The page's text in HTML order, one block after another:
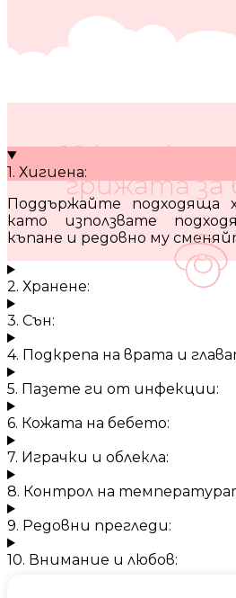
10 кратки
грижата за
1. Хигиена:
Поддържайте подходяща
като използвате
къпане и редовно му
2. Хранене:
3. Сън:
4. Подкрепа на врата и
5. Пазете ги от инфекции:
6. Кожата на бебето:
7. Играчки и облекла:
8. Контрол на
9. Редовни прегледи:
10. Внимание и любов: